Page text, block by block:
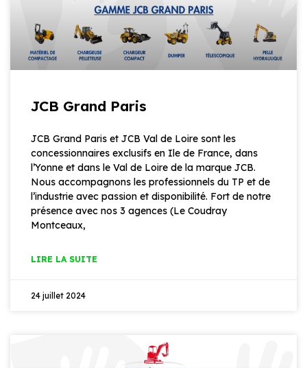
JCB Grand Paris
JCB Grand Paris et JCB Val de Loire sont les
concessionnaires exclusifs en Ile de France, dans
l’Yonne et dans le Val de Loire de la marque JCB.
Nous accompagnons les professionnels du TP et de
l’industrie avec passion et disponibilité. Fort de notre
présence avec nos 3 agences (Le Coudray
Montceaux,
LIRE LA SUITE
24 juillet 2024